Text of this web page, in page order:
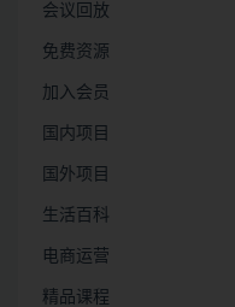
会议回放
免费资源
加入会员
国内项目
国外项目
生活百科
电商运营
精品课程